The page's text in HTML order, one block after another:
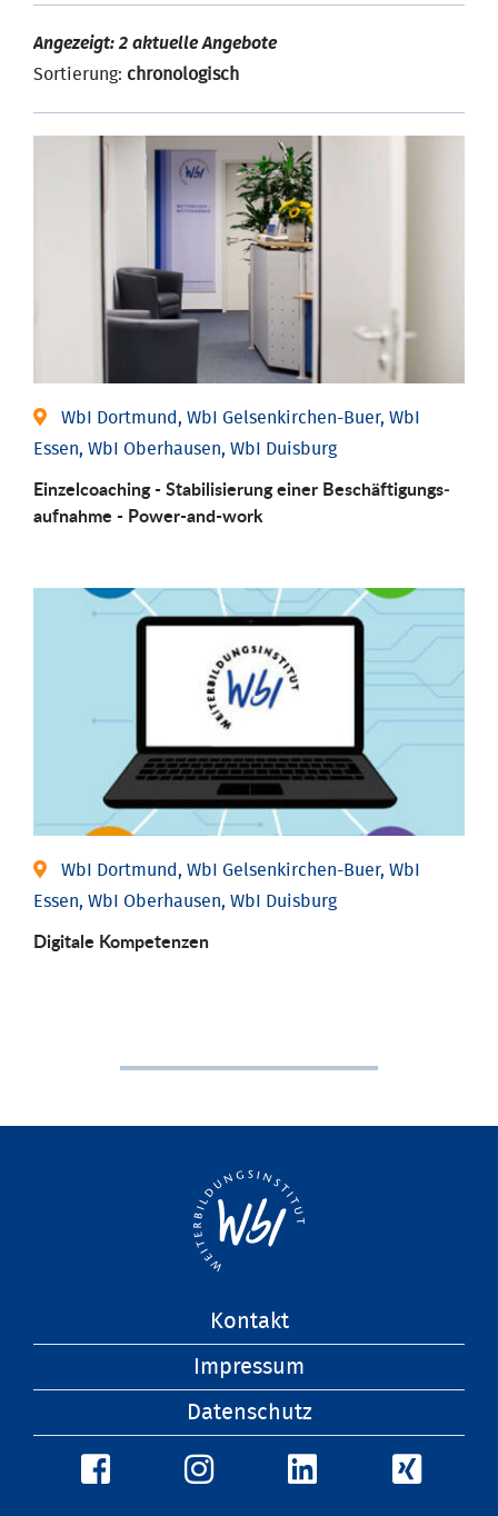
Angezeigt: 2 aktuelle Angebote
Sortierung: chronologisch
WbI Dortmund, WbI Gelsenkirchen-Buer, WbI
Essen, WbI Oberhausen, WbI Duisburg
Einzel­coaching - Stabili­sierung einer Be­schäftigungs­
aufnahme - Power-and-work
WbI Dortmund, WbI Gelsenkirchen-Buer, WbI
Essen, WbI Oberhausen, WbI Duisburg
Digitale Kompetenzen
Kontakt
Impressum
Datenschutz